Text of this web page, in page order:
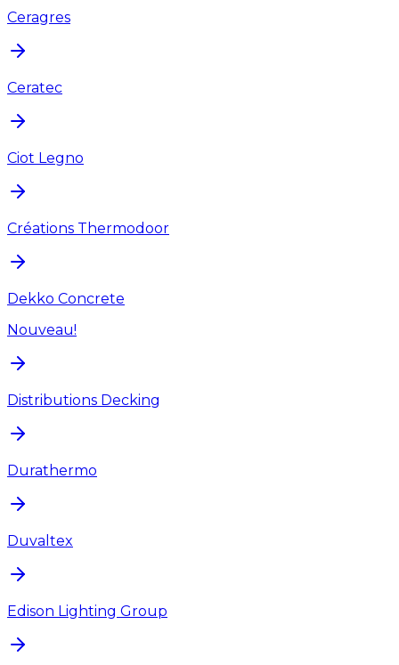
Ceragres
Ceratec
Ciot Legno
Créations Thermodoor
Dekko Concrete
Nouveau!
Distributions Decking
Durathermo
Duvaltex
Edison Lighting Group